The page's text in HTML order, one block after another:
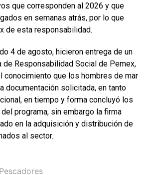
que corresponden al 2026 y que
en semanas atrás, por lo que
de esta responsabilidad.
4 de agosto, hicieron entrega de un
de Responsabilidad Social de Pemex,
conocimiento que los hombres de mar
documentación solicitada, en tanto
en tiempo y forma concluyó los
programa, sin embargo la firma
en la adquisición y distribución de
al sector.
Pescadores